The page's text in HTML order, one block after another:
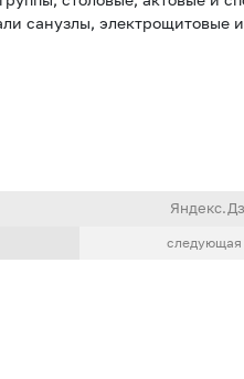
санузлы, электрощитовые